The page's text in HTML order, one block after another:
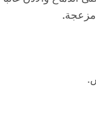
مزعجة.